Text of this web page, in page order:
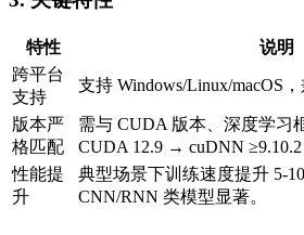
​​特性​​
​​说明​​
​​跨平台
支持​​
支持 Windows/Linux/macOS
​​版本严
格匹配​​
需与 CUDA 版本、深度学习
CUDA 12.9 → cuDNN ≥9.10.2
​​性能提
升​​
典型场景下训练速度提升 5-
CNN/RNN 类模型显著。